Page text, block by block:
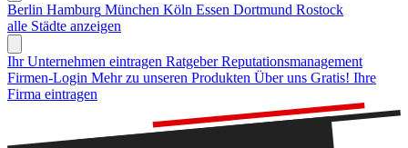
Berlin Hamburg München Köln Essen Dortmund Rostock
alle Städte anzeigen
Ihr Unternehmen eintragen Ratgeber Reputationsmanagement
Firmen-Login Mehr zu unseren Produkten Über uns Gratis! Ihre
Firma eintragen